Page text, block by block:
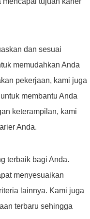
dan sesuai
memudahkan Anda
pekerjaan, kami juga
membantu Anda
keterampilan, kami
Anda.
terbaik bagi Anda.
menyesuaikan
lainnya. Kami juga
terbaru sehingga